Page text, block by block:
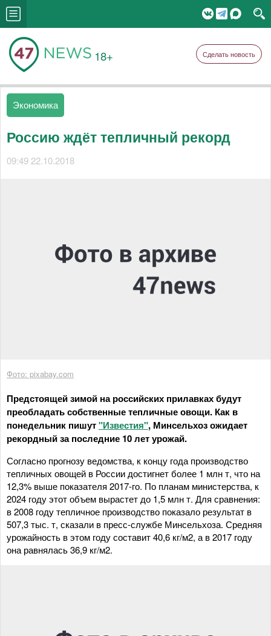
18+ Сделать новость
Экономика
Россию ждёт тепличный рекорд
09:49 22.10.2018
Фото: pixabay.com
Предстоящей зимой на российских прилавках будут
преобладать собственные тепличные овощи. Как в
понедельник пишут"Известия", Минсельхоз ожидает
рекордный за последние 10 лет урожай.
Согласно прогнозу ведомства, к концу года производство
тепличных овощей в России достигнет более 1 млн т, что на
12,3% выше показателя 2017-го. По планам министерства, к
2024 году этот объем вырастет до 1,5 млн т. Для сравнения:
в 2008 году тепличное производство показало результат в
507,3 тыс. т, сказали в пресс-службе Минсельхоза. Средняя
урожайность в этом году составит 40,6 кг/м2, а в 2017 году
она равнялась 36,9 кг/м2.